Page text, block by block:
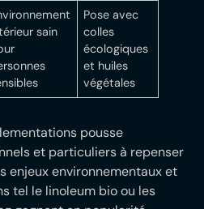
sain
Pose avec
colles
écologiques
et huiles
végétales
pousse
et particuliers à repenser
enjeux environnementaux et
tel le linoleum bio ou les